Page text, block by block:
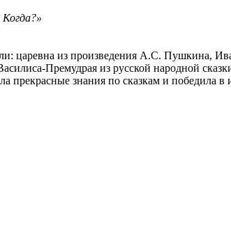
царевна из произведения А.С. Пушкина,
Премудрая из русской народной
прекрасные знания по сказкам и победила в